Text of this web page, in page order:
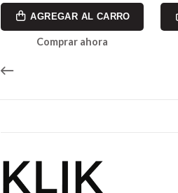
AGREGAR AL CARRO
Comprar ahora